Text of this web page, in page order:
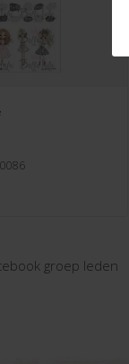
groep leden